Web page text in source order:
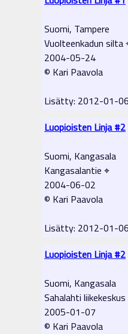
Suomi, Tampere
Vuolteenkadun silta
2004-05-24
© Kari Paavola
Lisätty: 2012-01-
Luopioisten Linja #2
Suomi, Kangasala
Kangasalantie ⌖
2004-06-02
© Kari Paavola
Lisätty: 2012-01-
Luopioisten Linja #2
Suomi, Kangasala
Sahalahti
2005-01-07
© Kari Paavola